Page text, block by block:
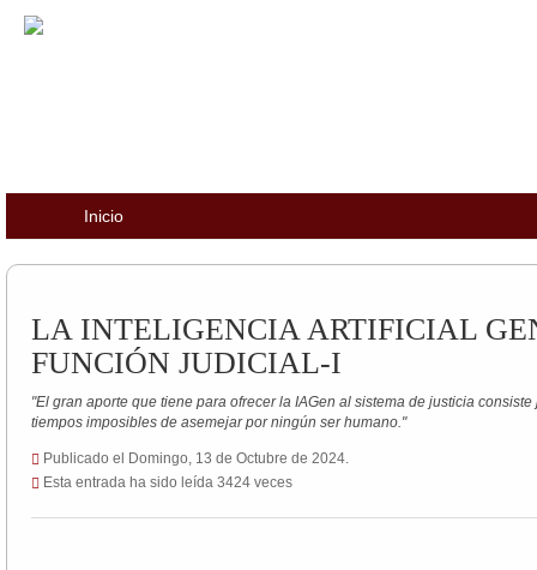
Inicio
LA INTELIGENCIA ARTIFICIAL
FUNCIÓN JUDICIAL-I
"El gran aporte que tiene para ofrecer la IAGen al sistema de justicia
tiempos imposibles de asemejar por ningún ser humano."
Publicado el Domingo, 13 de Octubre de 2024.
Esta entrada ha sido leída 3424 veces